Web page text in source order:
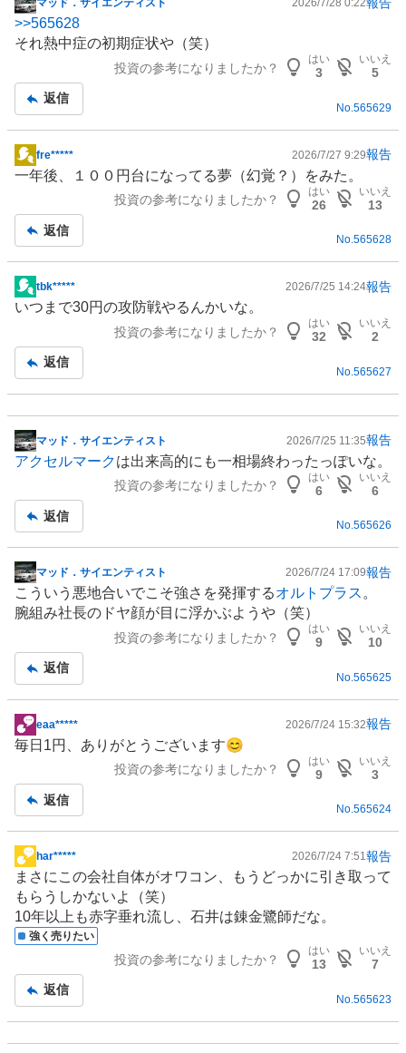
掲
示
板
マッド．サイエンティスト 2026/7/28 0:22
>>565628
それ熱中症の初期症状や（笑）
投資の参考になりましたか？
はい
3
いいえ
5
返信
No. 565629
掲
事
fre***** 2026/7/27 9:29報告
一年後、１００円台になってる夢（幻覚？）をみた。
投資の参考になりましたか？
はい
26
いいえ
13
返信
No.565628
掲
示
事
tbk***** 2026/7/25 14:24報告
いつまで30円の攻防戦やるんかいな。
投資の参考になりましたか？
はい
32
いいえ
2
返信
No. 565627
掲
示
事
マッド．サイエンティスト 2026/7/25 11:35報告
アクセルマークは出来高的にも一相場終わったっぽいな。
投資の参考になりましたか？
はい
6
いいえ
6
返信
No.565626
掲
示
板
マッド．サイエンティスト 2026/7/24 17:09報告
こういう悪地合いでこそ強さを発揮するオルトプラス 。
腕組み社長のドヤ顔が目に浮かぶようや（笑）
投資の参考になりましたか？
はい
9
いいえ
10
返信
No. 565625
掲
示
事
eaa***** 2026/7/24 15:32報告
毎日1円、ありがとうございます😊
投資の参考になりましたか？
はい
9
いいえ
3
返信
No.565624
掲
示
板
記
事
har***** 2026/7/24 7:51報告
まさにこの会社自体がオワコン、もうどっかに引き取って
もらうしかないよ（笑）
10年以上も赤字垂れ流し、石井は錬金鷺師だな。
強く売りたい
投資の参考になりましたか？
はい
13
いいえ
7
返信
No. 565623